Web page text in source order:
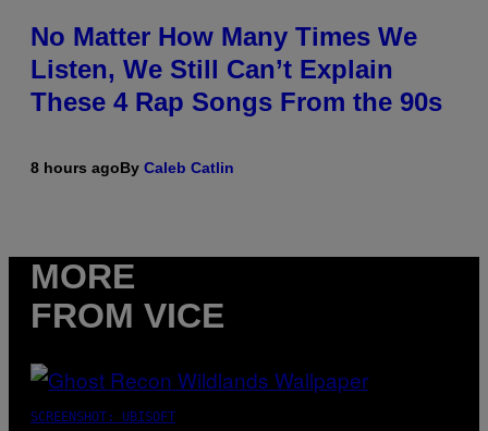
No Matter How Many Times We
Listen, We Still Can’t Explain
These 4 Rap Songs From the 90s
8 hours agoBy Caleb Catlin
MORE
FROM VICE
SCREENSHOT: UBISOFT